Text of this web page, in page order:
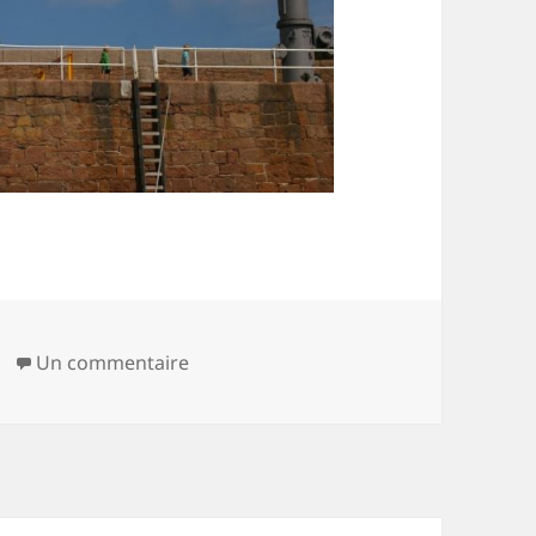
Un commentairesur Gabriel a un an, nous sommes